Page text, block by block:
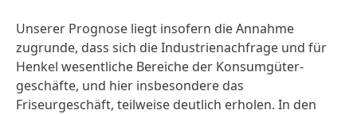
Unserer Prognose liegt insofern die Annahme
zugrunde, dass sich die Industrie­nachfrage und für
Henkel wesentliche Bereiche der Konsumgüter­
geschäfte, und hier insbesondere das
Friseurgeschäft, teilweise deutlich erholen. In den